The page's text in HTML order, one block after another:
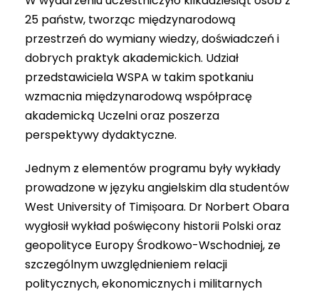
25 państw, tworząc międzynarodową
przestrzeń do wymiany wiedzy, doświadczeń i
dobrych praktyk akademickich. Udział
przedstawiciela WSPA w takim spotkaniu
wzmacnia międzynarodową współpracę
akademicką Uczelni oraz poszerza
perspektywy dydaktyczne.
Jednym z elementów programu były wykłady
prowadzone w języku angielskim dla studentów
West University of Timișoara. Dr Norbert Obara
wygłosił wykład poświęcony historii Polski oraz
geopolityce Europy Środkowo-Wschodniej, ze
szczególnym uwzględnieniem relacji
politycznych, ekonomicznych i militarnych